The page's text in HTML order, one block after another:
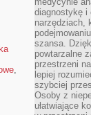
,
diagnostykę i
narzędziach,
szansa.
powtarzalne
przestrzeni
lepiej
szybciej
Osoby z
ułatwiające